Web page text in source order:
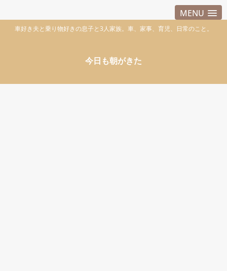
MENU
車好き夫と乗り物好きの息子と3人家族。車、家事、育児、日常のこと。
今日も朝がきた